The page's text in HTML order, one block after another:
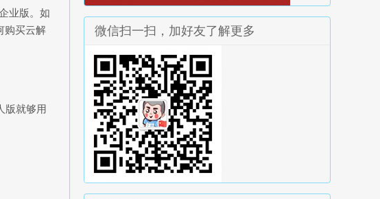
业版。如
购买云解
版就够用
微信扫一扫，加好友了解更多